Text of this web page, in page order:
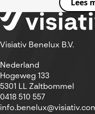
Lees
Visiativ Benelux B.V.
Nederland
Hogeweg 133
5301 LL Zaltbommel
0418 510 557